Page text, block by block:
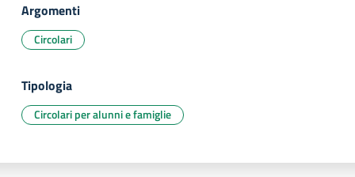
Argomenti
Circolari
Tipologia
Circolari per alunni e famiglie